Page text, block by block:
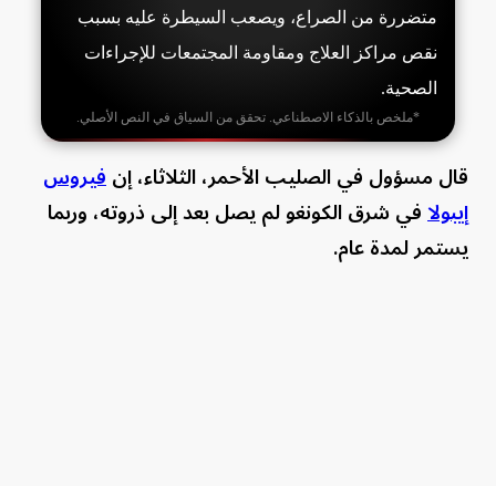
متضررة من الصراع، ويصعب السيطرة عليه بسبب
نقص مراكز العلاج ومقاومة المجتمعات للإجراءات
الصحية.
*ملخص بالذكاء الاصطناعي. تحقق من السياق في النص الأصلي.
قال مسؤول في الصليب الأحمر، الثلاثاء، إنفيروس
إيبولافي شرق الكونغو لم يصل بعد إلى ذروته، وربما
يستمر لمدة عام.